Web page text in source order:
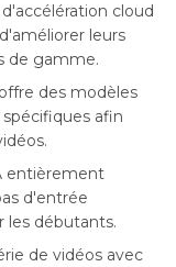
cloud
leurs
de gamme.
des modèles
afin
entièrement
d'entrée
les débutants.
de vidéos avec